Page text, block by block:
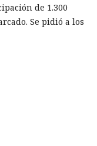
de 1.300
Se pidió a los